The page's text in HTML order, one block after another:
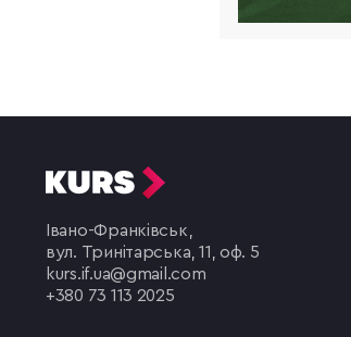
Івано-Франківськ,
вул. Тринітарська, 11, оф. 5
kurs.if.ua@gmail.com
+380 73 113 2025